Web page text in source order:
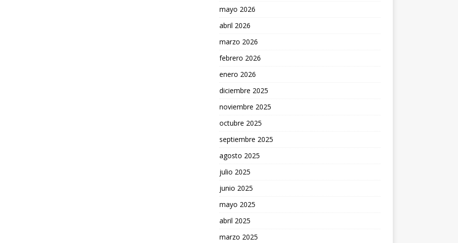
mayo 2026
abril 2026
marzo 2026
febrero 2026
enero 2026
diciembre 2025
noviembre 2025
octubre 2025
septiembre 2025
agosto 2025
julio 2025
junio 2025
mayo 2025
abril 2025
marzo 2025